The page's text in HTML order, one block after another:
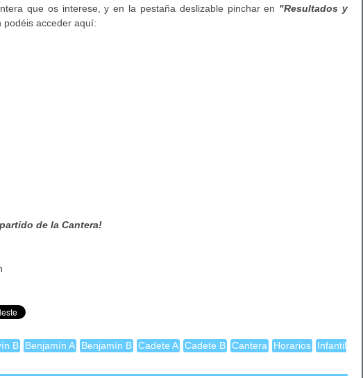
que os interese, y en la pestaña deslizable pinchar en "Resultados y
podéis acceder aquí:
de la Cantera!
B Benjamín A Benjamín B Cadete A Cadete B Cantera Horarios
Infantil